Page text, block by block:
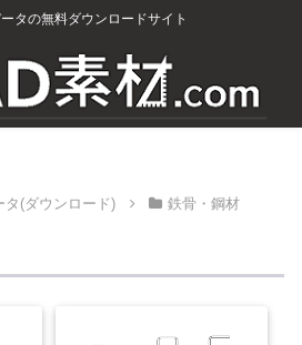
タの無料ダウンロードサイト
タ(ダウンロード) 鉄骨・鋼材